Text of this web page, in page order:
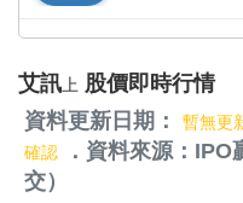
艾訊 上 股價即時行情
資料更新日期：
暫無更
確認
．資料來源：
交）